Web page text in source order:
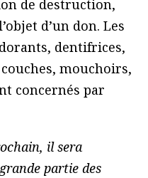
de destruction,
d’un don. Les
dentifrices,
mouchoirs,
concernés par
il sera
partie des